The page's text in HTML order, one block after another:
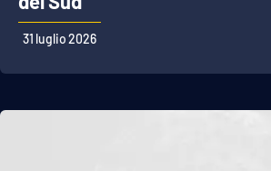
31 luglio 2026